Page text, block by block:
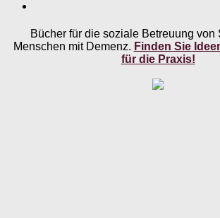
Bücher für die soziale Betreuung von
Menschen mit Demenz. Finden Sie
für die Praxis!